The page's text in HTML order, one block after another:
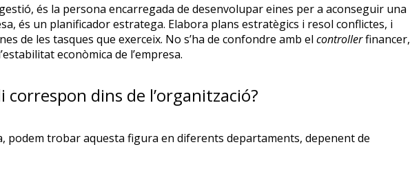
és la persona encarregada de desenvolupar eines per a aconseguir una
és un planificador estratega. Elabora plans estratègics i resol conflictes, i
de les tasques que exerceix. No s’ha de confondre amb el controllerfinancer,
econòmica de l’empresa.
correspon dins de l’organització?
podem trobar aquesta figura en diferents departaments, depenent de